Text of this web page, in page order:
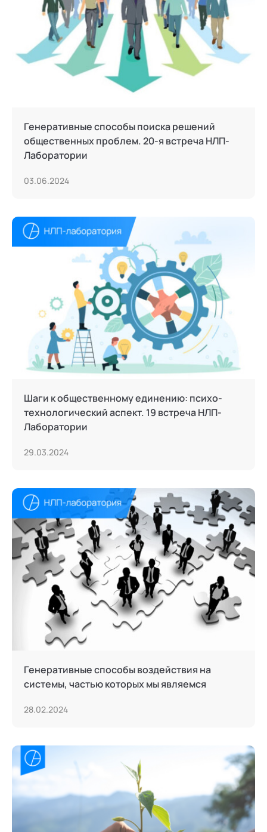
Генеративные способы поиска решений
общественных проблем. 20-я встреча НЛП-
Лаборатории
03.06.2024
Шаги к общественному единению: психо-
технологический аспект. 19 встреча НЛП-
Лаборатории
29.03.2024
Генеративные способы воздействия на
системы, частью которых мы являемся
28.02.2024